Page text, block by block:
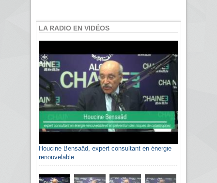
LA RADIO EN VIDÉOS
Houcine Bensaâd, expert consultant en énergie
renouvelable